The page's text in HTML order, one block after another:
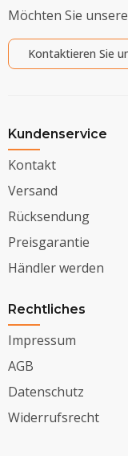
Möchten Sie
Kontaktieren Sie
Kundenservice
Kontakt
Versand
Rücksendung
Preisgarantie
Händler werden
Rechtliches
Impressum
AGB
Datenschutz
Widerrufsrecht